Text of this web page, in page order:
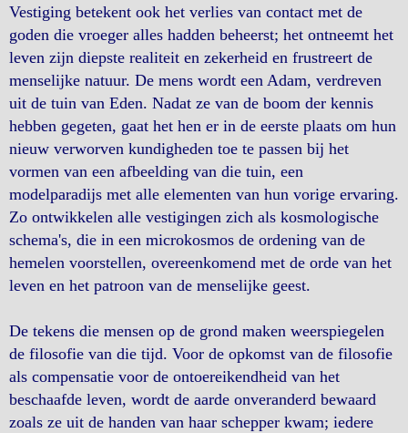
Vestiging betekent ook het verlies van contact met de
goden die vroeger alles hadden beheerst; het ontneemt het
leven zijn diepste realiteit en zekerheid en frustreert de
menselijke natuur. De mens wordt een Adam, verdreven
uit de tuin van Eden. Nadat ze van de boom der kennis
hebben gegeten, gaat het hen er in de eerste plaats om hun
nieuw verworven kundigheden toe te passen bij het
vormen van een afbeelding van die tuin, een
modelparadijs met alle elementen van hun vorige ervaring.
Zo ontwikkelen alle vestigingen zich als kosmologische
schema's, die in een microkosmos de ordening van de
hemelen voorstellen, overeenkomend met de orde van het
leven en het patroon van de menselijke geest.
De tekens die mensen op de grond maken weerspiegelen
de filosofie van die tijd. Voor de opkomst van de filosofie
als compensatie voor de ontoereikendheid van het
beschaafde leven, wordt de aarde onveranderd bewaard
zoals ze uit de handen van haar schepper kwam; iedere